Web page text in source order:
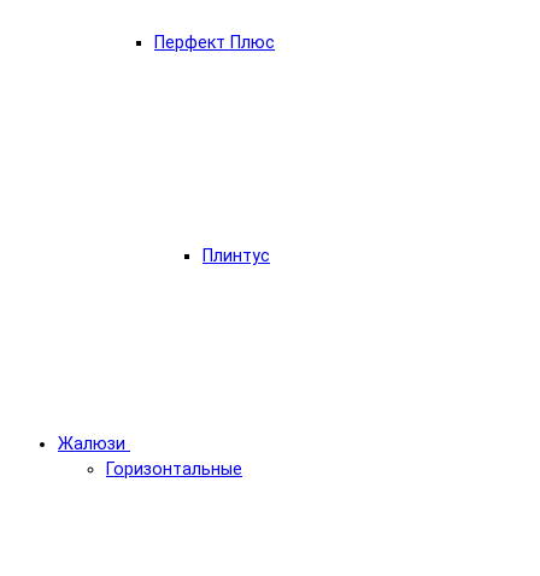
Перфект Плюс
Плинтус
Жалюзи
Горизонтальные